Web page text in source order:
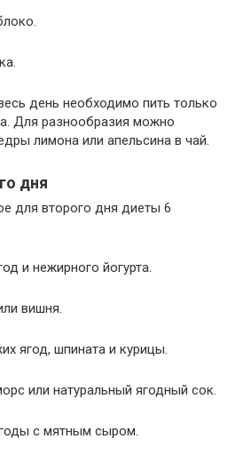
день необходимо пить только
Для разнообразия можно
лимона или апельсина в чай.
дня
для второго дня диеты 6
и нежирного йогурта.
вишня.
ягод, шпината и курицы.
или натуральный ягодный сок.
с мятным сыром.